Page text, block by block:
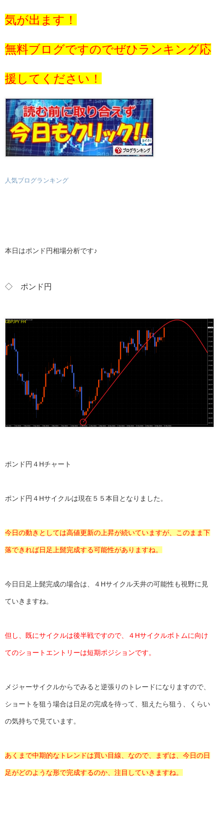
気が出ます！
無料ブログですのでぜひランキング応
援してください！
人気ブログランキング
本日はポンド円相場分析です♪
◇ ポンド 円
ポンド円４Hチャート
ポンド円４Hサイクルは現在５５本目となりました。
今日の動きとしては高値更新の上昇が続いていますが、このまま下
落できれば日足上髭完成する可能性がありますね。
今日日足上髭完成の場合は、４Hサイクル天井の可能性も視野に見
ていきますね。
但し、既にサイクルは後半戦ですので、４Hサイクルボトムに向け
てのショートエントリーは短期ポジションです。
メジャーサイクルからでみると逆張りのトレードになりますので、
ショートを狙う場合は日足の完成を待って、狙えたら狙う、くらい
の気持ちで見ています。
あくまで中期的なトレンドは買い目線、なので、まずは、今日の日
足がどのような形で完成するのか、注目していきますね。